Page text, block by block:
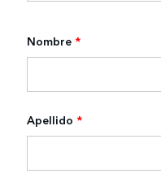
Nombre *
Apellido *